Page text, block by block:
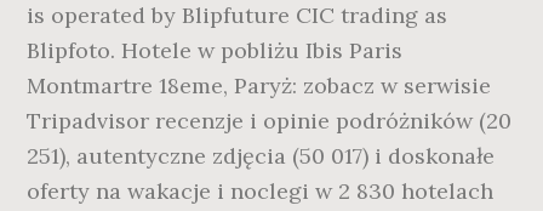
is operated by Blipfuture CIC trading as
Blipfoto. Hotele w pobliżu Ibis Paris
Montmartre 18eme, Paryż: zobacz w serwisie
Tripadvisor recenzje i opinie podróżników (20
251), autentyczne zdjęcia (50 017) i doskonałe
oferty na wakacje i noclegi w 2 830 hotelach